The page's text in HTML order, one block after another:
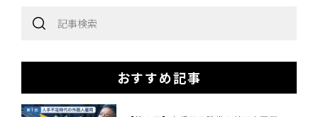
おすすめ記事